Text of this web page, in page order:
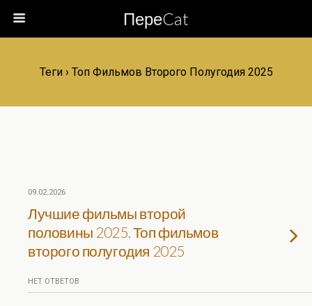
ПереCat
Теги › Топ Фильмов Второго Полугодия 2025
09.02.2026
Лучшие фильмы второй
половины 2025. Топ фильмов
второго полугодия 2025
НЕТ ОТВЕТОВ